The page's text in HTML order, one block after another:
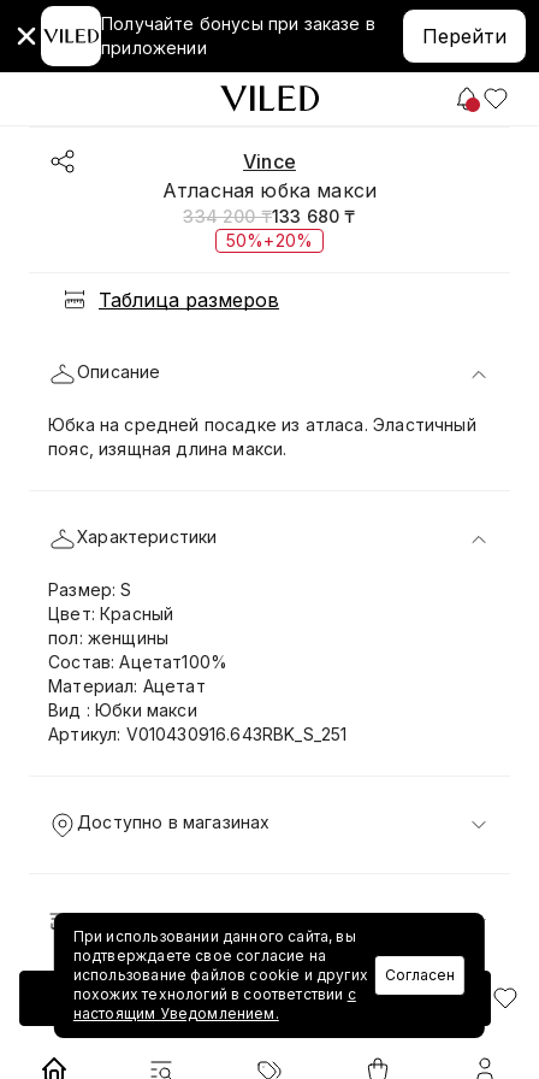
Получайте бонусы при заказе в
приложении
Перейти
Vince
Атласная юбка макси
334 200 ₸133 680 ₸
50%+20%
Таблица размеров
Добавить в корзину
Описание
Юбка на средней посадке из атласа. Эластичный
пояс, изящная длина макси.
Характеристики
Размер: S
Цвет: Красный
пол: женщины
Состав: Ацетат100%
Материал: Ацетат
Вид : Юбки макси
Артикул: V010430916.643RBK_S_251
Доступно в магазинах
Доставка и возврат
При использовании данного сайта, вы
подтверждаете свое согласие на
использование файлов cookie и других
похожих технологий в соответствии с
настоящим Уведомлением.
Согласен